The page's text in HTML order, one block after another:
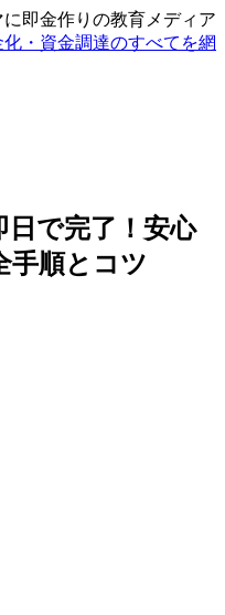
即金作りの教育メディア
・資金調達のすべてを網
で完了！安心
手順とコツ